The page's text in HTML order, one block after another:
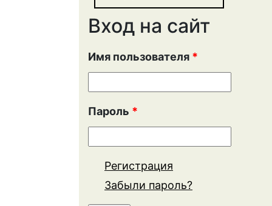
Вход на сайт
Имя пользователя *
Пароль *
Регистрация
Забыли пароль?